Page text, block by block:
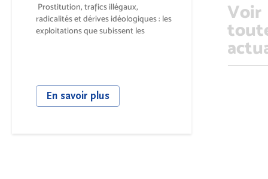
Prostitution, trafics illégaux,
radicalités et dérives idéologiques : les
exploitations que subissent les
En savoir plus
Voir